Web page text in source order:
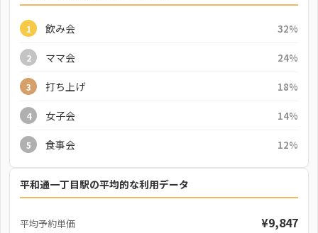
1 飲み会 32%
2 ママ会 24%
3 打ち上げ 18%
4 女子会 14%
5 食事会 12%
平和通一丁目駅の平均的な利用データ
平均予約単価 ¥9,847